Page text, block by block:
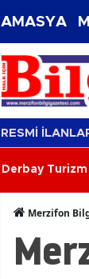
AMASYA
RESMİ
Derbay
Merzifon